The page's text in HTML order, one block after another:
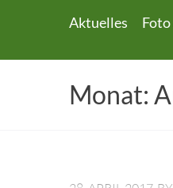
gewerbl.
Aktuelles
Monat: